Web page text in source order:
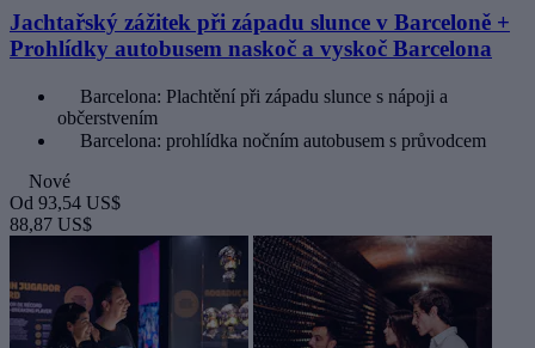
Jachtařský zážitek při západu slunce v Barceloně +
Prohlídky autobusem naskoč a vyskoč Barcelona
Barcelona: Plachtění při západu slunce s nápoji a
občerstvením
Barcelona: prohlídka nočním autobusem s průvodcem
Nové
Od 93,54 US$
88,87 US$